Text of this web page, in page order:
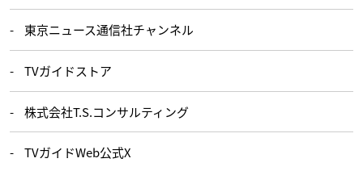
東京ニュース通信社チャンネル
TVガイドストア
株式会社T.S.コンサルティング
TVガイドWeb公式X